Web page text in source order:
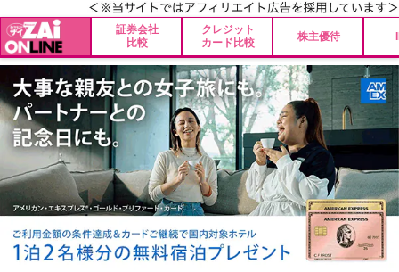
証券会社
比較
クレジット
カード比較
株主優待